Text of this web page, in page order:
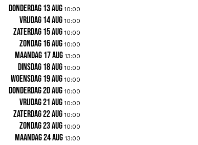
donderdag 13 aug 10:00
vrijdag 14 aug 10:00
zaterdag 15 aug 10:00
zondag 16 aug 10:00
maandag 17 aug 13:00
dinsdag 18 aug 10:00
woensdag 19 aug 10:00
donderdag 20 aug 10:00
vrijdag 21 aug 10:00
zaterdag 22 aug 10:00
zondag 23 aug 10:00
maandag 24 aug 13:00